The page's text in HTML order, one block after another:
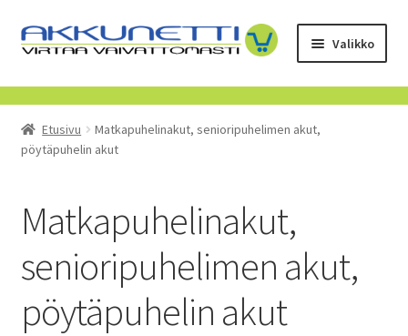
Siirry
navigointiin
Siirry
sisältöön
Valikko
Kauppa
Tietoa meistä
Toimitusehdot
POISTUVAT TUOTTEET
Etusivu
Matkapuhelinakut, senioripuhelimen akut,
pöytäpuhelin akut
Matkapuhelinakut,
senioripuhelimen akut,
pöytäpuhelin akut